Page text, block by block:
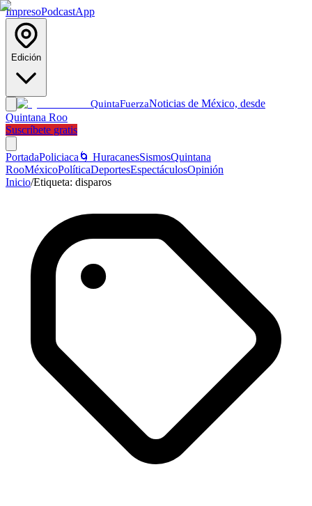
ImpresoPodcastApp
Edición
QuintaFuerzaNoticias de México, desde
Quintana Roo
Suscríbete gratis
PortadaPoliciaca 🌀 HuracanesSismosQuintana
RooMéxicoPolíticaDeportesEspectáculosOpinión
Inicio/Etiqueta: disparos